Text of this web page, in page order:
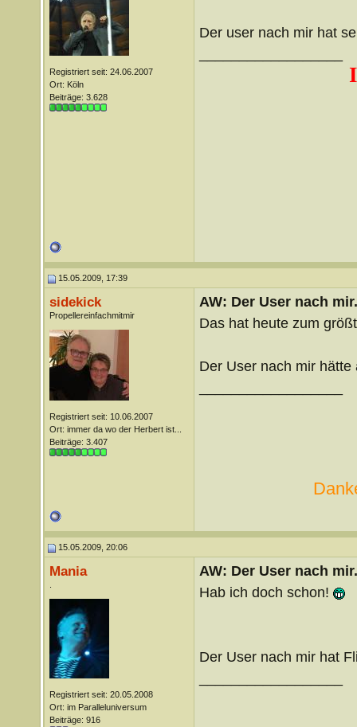
Registriert seit: 24.06.2007
Ort: Köln
Beiträge: 3.628
Der user nach mir hat
15.05.2009, 17:39
sidekick
Propellereinfachmitmir
Registriert seit: 10.06.2007
Ort: immer da wo der Herbert ist...
Beiträge: 3.407
AW: Der User nach
Das hat heute zum
Der User nach mir
15.05.2009, 20:06
Mania
Registriert seit: 20.05.2008
Ort: im Paralleluniversum
Beiträge: 916
AW: Der User nach
Hab ich doch schon!
Der User nach mir hat